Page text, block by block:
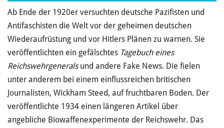
Ab Ende der 1920er versuchten deutsche Pazifisten und
Antifaschisten die Welt vor der geheimen deutschen
Wiederaufrüstung und vor Hitlers Plänen zu warnen. Sie
veröffentlichten ein gefälschtes Tagebuch eines
Reichswehrgeneralsund andere Fake News. Die fielen
unter anderem bei einem einflussreichen britischen
Journalisten, Wickham Steed, auf fruchtbaren Boden. Der
veröffentlichte 1934 einen längeren Artikel über
angebliche Biowaffenexperimente der Reichswehr. Das